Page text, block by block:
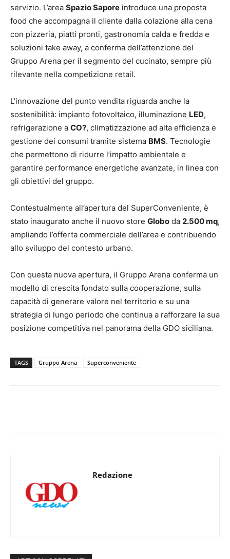
servizio. L’area Spazio Sapore introduce una proposta
food che accompagna il cliente dalla colazione alla cena
con pizzeria, piatti pronti, gastronomia calda e fredda e
soluzioni take away, a conferma dell’attenzione del
Gruppo Arena per il segmento del cucinato, sempre più
rilevante nella competizione retail.
L’innovazione del punto vendita riguarda anche la
sostenibilità: impianto fotovoltaico, illuminazione LED,
refrigerazione a CO?, climatizzazione ad alta efficienza e
gestione dei consumi tramite sistema BMS. Tecnologie
che permettono di ridurre l’impatto ambientale e
garantire performance energetiche avanzate, in linea con
gli obiettivi del gruppo.
Contestualmente all’apertura del SuperConveniente, è
stato inaugurato anche il nuovo store Globo da 2.500 mq,
ampliando l’offerta commerciale dell’area e contribuendo
allo sviluppo del contesto urbano.
Con questa nuova apertura, il Gruppo Arena conferma un
modello di crescita fondato sulla cooperazione, sulla
capacità di generare valore nel territorio e su una
strategia di lungo periodo che continua a rafforzare la sua
posizione competitiva nel panorama della GDO siciliana.
TAGS Gruppo Arena Superconveniente
Redazione